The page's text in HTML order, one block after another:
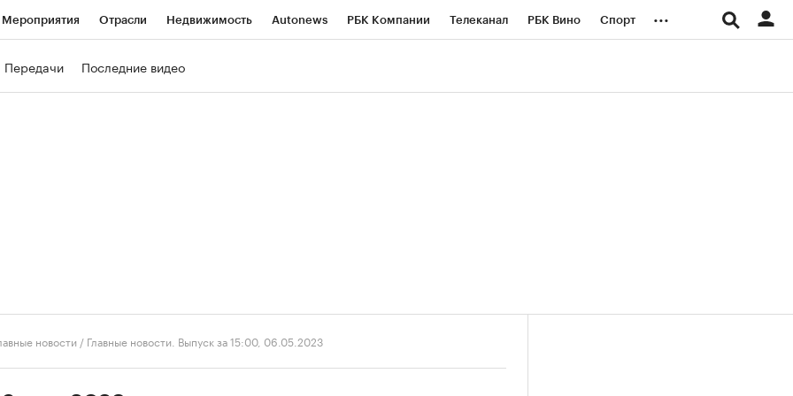
Мероприятия Отрасли Недвижимость Autonews РБК Компании Телеканал РБК Вино Спорт ...
Передачи Последние видео
новости / Главные новости. Выпуск за 15:00, 06.05.2023